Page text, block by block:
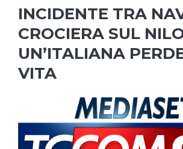
INCIDENTE TRA
CROCIERA SUL
UN’ITALIANA
VITA